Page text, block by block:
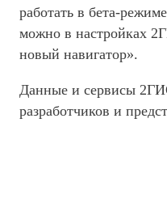
работать в бета-
можно в настройках
новый навигатор».
Данные и сервисы
разработчиков и